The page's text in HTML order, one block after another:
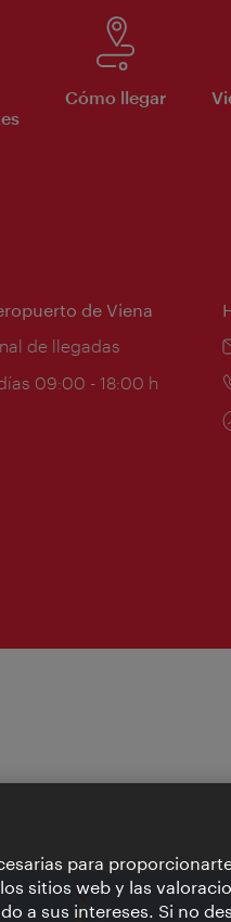
Cómo llegar
de Viena
de llegadas
09:00 - 18:00 h
para
sitios web y las
a sus intereses. Si no